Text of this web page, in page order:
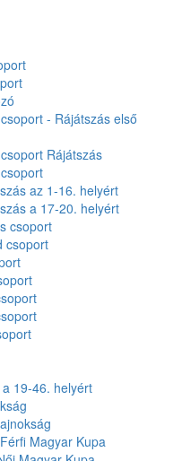
- Rájátszás első
Rájátszás
az 1-16. helyért
a 17-20. helyért
csoport
csoport
19-46. helyért
Magyar Kupa